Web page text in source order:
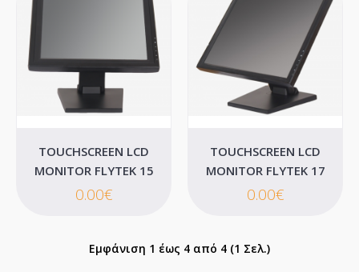
Καλάθι
TOUCHSCREEN LCD
MONITOR FLYTEK 15
0.00€
TOUCHSCREEN LCD
MONITOR FLYTEK 17
0.00€
Εμφάνιση 1 έως 4 από 4 (1 Σελ.)